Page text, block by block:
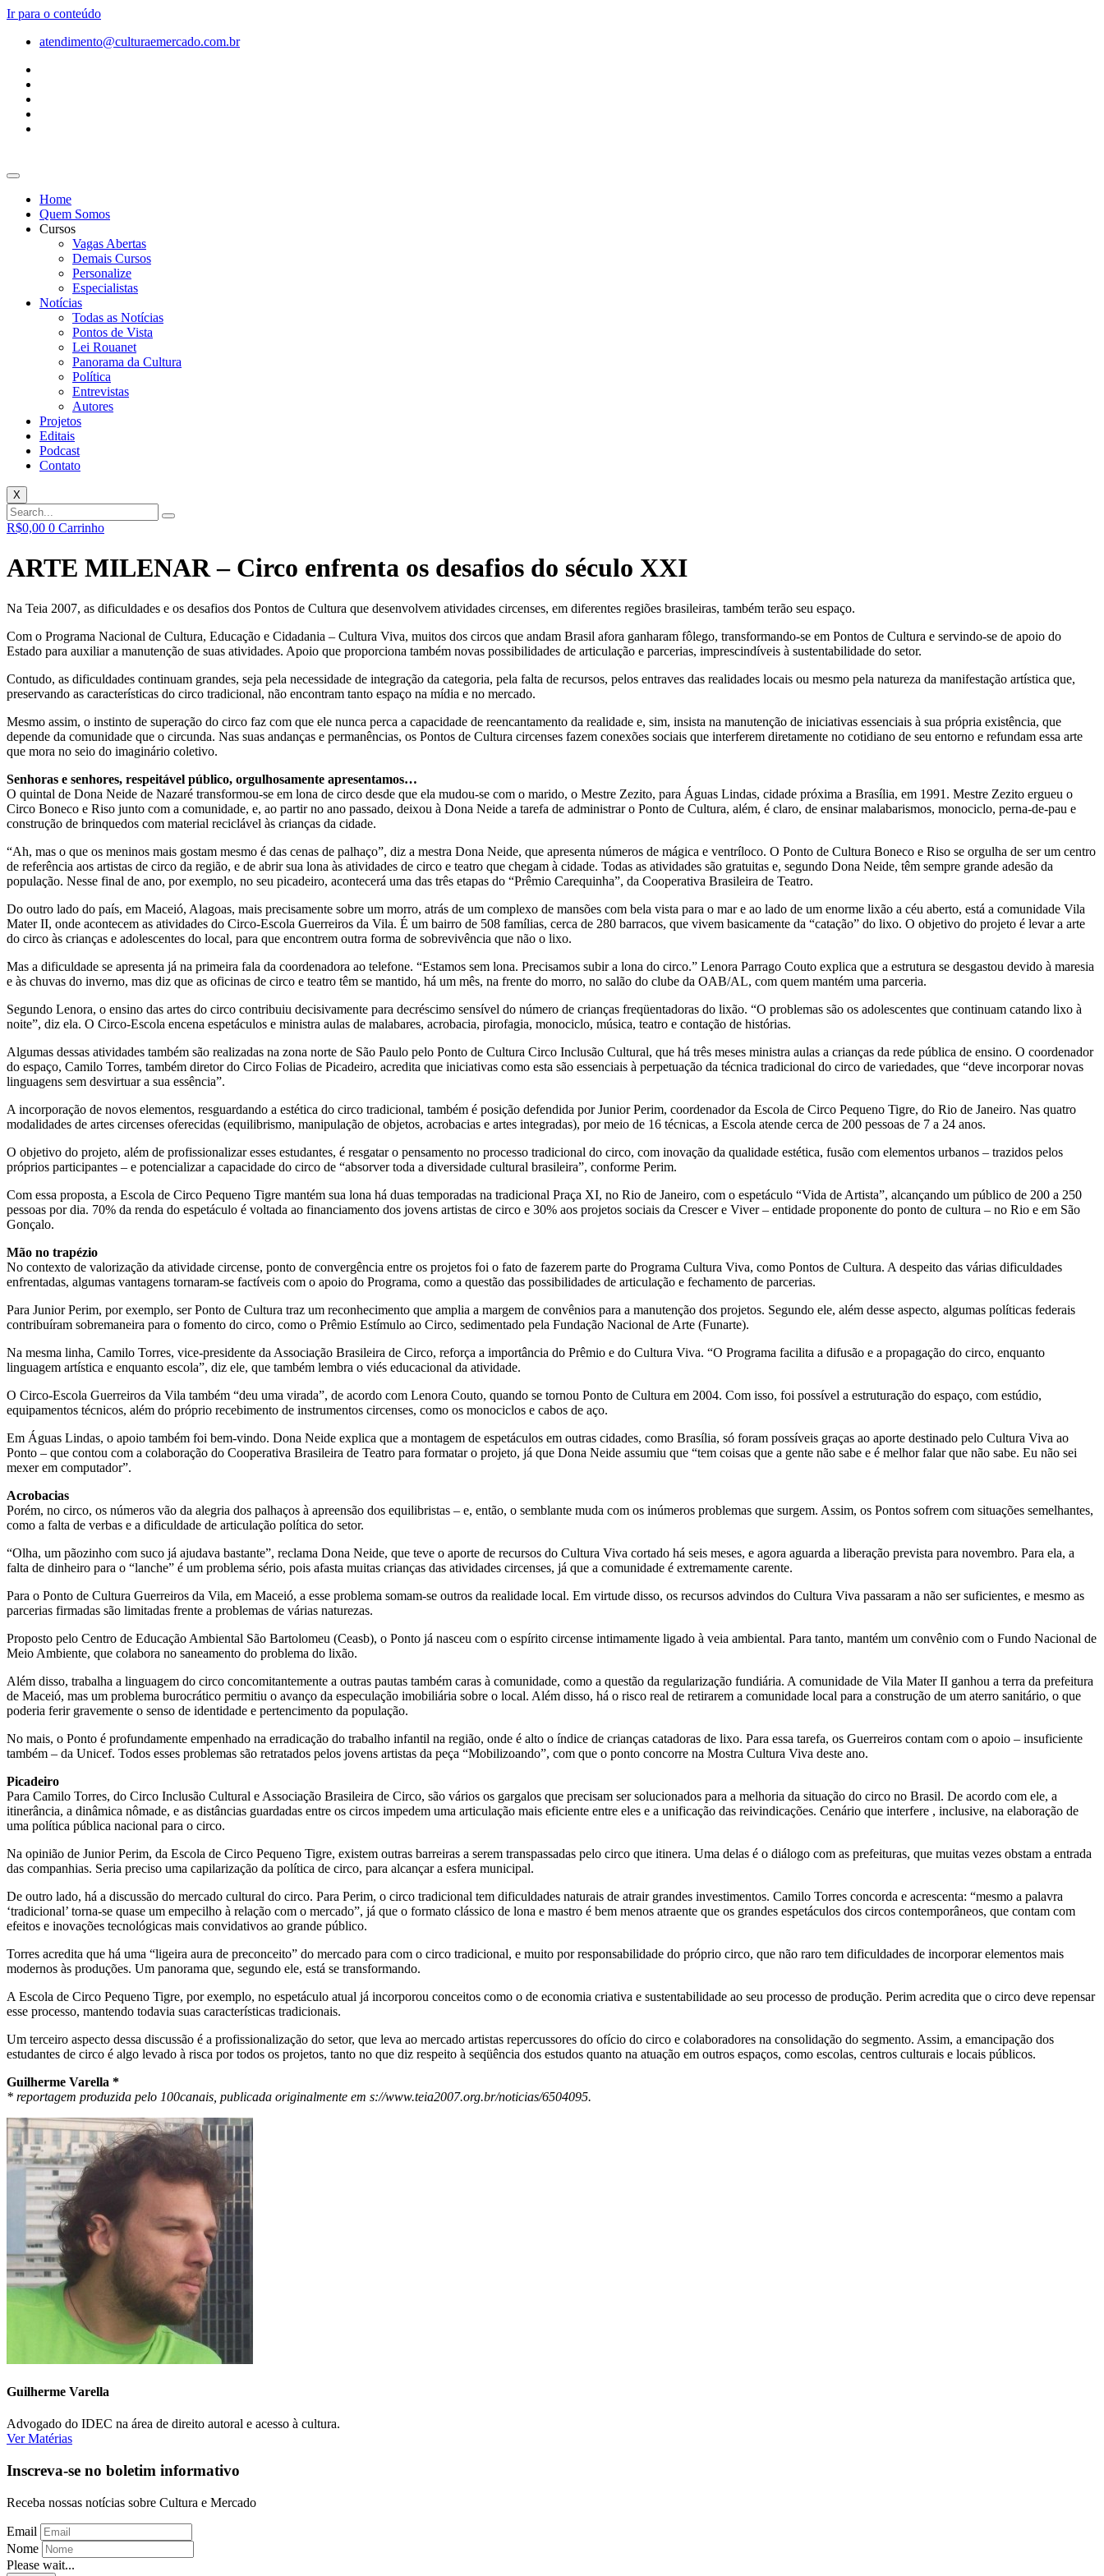
Ir para o conteúdo
atendimento@culturaemercado.com.br
Home
Quem Somos
Cursos
Vagas Abertas
Demais Cursos
Personalize
Especialistas
Notícias
Todas as Notícias
Pontos de Vista
Lei Rouanet
Panorama da Cultura
Política
Entrevistas
Autores
Projetos
Editais
Podcast
Contato
X
R$0,00 0 Carrinho
ARTE MILENAR – Circo enfrenta os desafios do século XXI
Na Teia 2007, as dificuldades e os desafios dos Pontos de Cultura que desenvolvem atividades circenses, em diferentes regiões brasileiras, também terão seu espaço.
Com o Programa Nacional de Cultura, Educação e Cidadania – Cultura Viva, muitos dos circos que andam Brasil afora ganharam fôlego, transformando-se em Pontos de Cultura e servindo-se de apoio do
Estado para auxiliar a manutenção de suas atividades. Apoio que proporciona também novas possibilidades de articulação e parcerias, imprescindíveis à sustentabilidade do setor.
Contudo, as dificuldades continuam grandes, seja pela necessidade de integração da categoria, pela falta de recursos, pelos entraves das realidades locais ou mesmo pela natureza da manifestação artística que,
preservando as características do circo tradicional, não encontram tanto espaço na mídia e no mercado.
Mesmo assim, o instinto de superação do circo faz com que ele nunca perca a capacidade de reencantamento da realidade e, sim, insista na manutenção de iniciativas essenciais à sua própria existência, que
depende da comunidade que o circunda. Nas suas andanças e permanências, os Pontos de Cultura circenses fazem conexões sociais que interferem diretamente no cotidiano de seu entorno e refundam essa arte
que mora no seio do imaginário coletivo.
Senhoras e senhores, respeitável público, orgulhosamente apresentamos…
O quintal de Dona Neide de Nazaré transformou-se em lona de circo desde que ela mudou-se com o marido, o Mestre Zezito, para Águas Lindas, cidade próxima a Brasília, em 1991. Mestre Zezito ergueu o
Circo Boneco e Riso junto com a comunidade, e, ao partir no ano passado, deixou à Dona Neide a tarefa de administrar o Ponto de Cultura, além, é claro, de ensinar malabarismos, monociclo, perna-de-pau e
construção de brinquedos com material reciclável às crianças da cidade.
“Ah, mas o que os meninos mais gostam mesmo é das cenas de palhaço”, diz a mestra Dona Neide, que apresenta números de mágica e ventríloco. O Ponto de Cultura Boneco e Riso se orgulha de ser um centro
de referência aos artistas de circo da região, e de abrir sua lona às atividades de circo e teatro que chegam à cidade. Todas as atividades são gratuitas e, segundo Dona Neide, têm sempre grande adesão da
população. Nesse final de ano, por exemplo, no seu picadeiro, acontecerá uma das três etapas do “Prêmio Carequinha”, da Cooperativa Brasileira de Teatro.
Do outro lado do país, em Maceió, Alagoas, mais precisamente sobre um morro, atrás de um complexo de mansões com bela vista para o mar e ao lado de um enorme lixão a céu aberto, está a comunidade Vila
Mater II, onde acontecem as atividades do Circo-Escola Guerreiros da Vila. É um bairro de 508 famílias, cerca de 280 barracos, que vivem basicamente da “catação” do lixo. O objetivo do projeto é levar a arte
do circo às crianças e adolescentes do local, para que encontrem outra forma de sobrevivência que não o lixo.
Mas a dificuldade se apresenta já na primeira fala da coordenadora ao telefone. “Estamos sem lona. Precisamos subir a lona do circo.” Lenora Parrago Couto explica que a estrutura se desgastou devido à maresia
e às chuvas do inverno, mas diz que as oficinas de circo e teatro têm se mantido, há um mês, na frente do morro, no salão do clube da OAB/AL, com quem mantém uma parceria.
Segundo Lenora, o ensino das artes do circo contribuiu decisivamente para decréscimo sensível do número de crianças freqüentadoras do lixão. “O problemas são os adolescentes que continuam catando lixo à
noite”, diz ela. O Circo-Escola encena espetáculos e ministra aulas de malabares, acrobacia, pirofagia, monociclo, música, teatro e contação de histórias.
Algumas dessas atividades também são realizadas na zona norte de São Paulo pelo Ponto de Cultura Circo Inclusão Cultural, que há três meses ministra aulas a crianças da rede pública de ensino. O coordenador
do espaço, Camilo Torres, também diretor do Circo Folias de Picadeiro, acredita que iniciativas como esta são essenciais à perpetuação da técnica tradicional do circo de variedades, que “deve incorporar novas
linguagens sem desvirtuar a sua essência”.
A incorporação de novos elementos, resguardando a estética do circo tradicional, também é posição defendida por Junior Perim, coordenador da Escola de Circo Pequeno Tigre, do Rio de Janeiro. Nas quatro
modalidades de artes circenses oferecidas (equilibrismo, manipulação de objetos, acrobacias e artes integradas), por meio de 16 técnicas, a Escola atende cerca de 200 pessoas de 7 a 24 anos.
O objetivo do projeto, além de profissionalizar esses estudantes, é resgatar o pensamento no processo tradicional do circo, com inovação da qualidade estética, fusão com elementos urbanos – trazidos pelos
próprios participantes – e potencializar a capacidade do circo de “absorver toda a diversidade cultural brasileira”, conforme Perim.
Com essa proposta, a Escola de Circo Pequeno Tigre mantém sua lona há duas temporadas na tradicional Praça XI, no Rio de Janeiro, com o espetáculo “Vida de Artista”, alcançando um público de 200 a 250
pessoas por dia. 70% da renda do espetáculo é voltada ao financiamento dos jovens artistas de circo e 30% aos projetos sociais da Crescer e Viver – entidade proponente do ponto de cultura – no Rio e em São
Gonçalo.
Mão no trapézio
No contexto de valorização da atividade circense, ponto de convergência entre os projetos foi o fato de fazerem parte do Programa Cultura Viva, como Pontos de Cultura. A despeito das várias dificuldades
enfrentadas, algumas vantagens tornaram-se factíveis com o apoio do Programa, como a questão das possibilidades de articulação e fechamento de parcerias.
Para Junior Perim, por exemplo, ser Ponto de Cultura traz um reconhecimento que amplia a margem de convênios para a manutenção dos projetos. Segundo ele, além desse aspecto, algumas políticas federais
contribuíram sobremaneira para o fomento do circo, como o Prêmio Estímulo ao Circo, sedimentado pela Fundação Nacional de Arte (Funarte).
Na mesma linha, Camilo Torres, vice-presidente da Associação Brasileira de Circo, reforça a importância do Prêmio e do Cultura Viva. “O Programa facilita a difusão e a propagação do circo, enquanto
linguagem artística e enquanto escola”, diz ele, que também lembra o viés educacional da atividade.
O Circo-Escola Guerreiros da Vila também “deu uma virada”, de acordo com Lenora Couto, quando se tornou Ponto de Cultura em 2004. Com isso, foi possível a estruturação do espaço, com estúdio,
equipamentos técnicos, além do próprio recebimento de instrumentos circenses, como os monociclos e cabos de aço.
Em Águas Lindas, o apoio também foi bem-vindo. Dona Neide explica que a montagem de espetáculos em outras cidades, como Brasília, só foram possíveis graças ao aporte destinado pelo Cultura Viva ao
Ponto – que contou com a colaboração do Cooperativa Brasileira de Teatro para formatar o projeto, já que Dona Neide assumiu que “tem coisas que a gente não sabe e é melhor falar que não sabe. Eu não sei
mexer em computador”.
Acrobacias
Porém, no circo, os números vão da alegria dos palhaços à apreensão dos equilibristas – e, então, o semblante muda com os inúmeros problemas que surgem. Assim, os Pontos sofrem com situações semelhantes,
como a falta de verbas e a dificuldade de articulação política do setor.
“Olha, um pãozinho com suco já ajudava bastante”, reclama Dona Neide, que teve o aporte de recursos do Cultura Viva cortado há seis meses, e agora aguarda a liberação prevista para novembro. Para ela, a
falta de dinheiro para o “lanche” é um problema sério, pois afasta muitas crianças das atividades circenses, já que a comunidade é extremamente carente.
Para o Ponto de Cultura Guerreiros da Vila, em Maceió, a esse problema somam-se outros da realidade local. Em virtude disso, os recursos advindos do Cultura Viva passaram a não ser suficientes, e mesmo as
parcerias firmadas são limitadas frente a problemas de várias naturezas.
Proposto pelo Centro de Educação Ambiental São Bartolomeu (Ceasb), o Ponto já nasceu com o espírito circense intimamente ligado à veia ambiental. Para tanto, mantém um convênio com o Fundo Nacional de
Meio Ambiente, que colabora no saneamento do problema do lixão.
Além disso, trabalha a linguagem do circo concomitantemente a outras pautas também caras à comunidade, como a questão da regularização fundiária. A comunidade de Vila Mater II ganhou a terra da prefeitura
de Maceió, mas um problema burocrático permitiu o avanço da especulação imobiliária sobre o local. Além disso, há o risco real de retirarem a comunidade local para a construção de um aterro sanitário, o que
poderia ferir gravemente o senso de identidade e pertencimento da população.
No mais, o Ponto é profundamente empenhado na erradicação do trabalho infantil na região, onde é alto o índice de crianças catadoras de lixo. Para essa tarefa, os Guerreiros contam com o apoio – insuficiente
também – da Unicef. Todos esses problemas são retratados pelos jovens artistas da peça “Mobilizoando”, com que o ponto concorre na Mostra Cultura Viva deste ano.
Picadeiro
Para Camilo Torres, do Circo Inclusão Cultural e Associação Brasileira de Circo, são vários os gargalos que precisam ser solucionados para a melhoria da situação do circo no Brasil. De acordo com ele, a
itinerância, a dinâmica nômade, e as distâncias guardadas entre os circos impedem uma articulação mais eficiente entre eles e a unificação das reivindicações. Cenário que interfere , inclusive, na elaboração de
uma política pública nacional para o circo.
Na opinião de Junior Perim, da Escola de Circo Pequeno Tigre, existem outras barreiras a serem transpassadas pelo circo que itinera. Uma delas é o diálogo com as prefeituras, que muitas vezes obstam a entrada
das companhias. Seria preciso uma capilarização da política de circo, para alcançar a esfera municipal.
De outro lado, há a discussão do mercado cultural do circo. Para Perim, o circo tradicional tem dificuldades naturais de atrair grandes investimentos. Camilo Torres concorda e acrescenta: “mesmo a palavra
‘tradicional’ torna-se quase um empecilho à relação com o mercado”, já que o formato clássico de lona e mastro é bem menos atraente que os grandes espetáculos dos circos contemporâneos, que contam com
efeitos e inovações tecnológicas mais convidativos ao grande público.
Torres acredita que há uma “ligeira aura de preconceito” do mercado para com o circo tradicional, e muito por responsabilidade do próprio circo, que não raro tem dificuldades de incorporar elementos mais
modernos às produções. Um panorama que, segundo ele, está se transformando.
A Escola de Circo Pequeno Tigre, por exemplo, no espetáculo atual já incorporou conceitos como o de economia criativa e sustentabilidade ao seu processo de produção. Perim acredita que o circo deve repensar
esse processo, mantendo todavia suas características tradicionais.
Um terceiro aspecto dessa discussão é a profissionalização do setor, que leva ao mercado artistas repercussores do ofício do circo e colaboradores na consolidação do segmento. Assim, a emancipação dos
estudantes de circo é algo levado à risca por todos os projetos, tanto no que diz respeito à seqüência dos estudos quanto na atuação em outros espaços, como escolas, centros culturais e locais públicos.
Guilherme Varella *
* reportagem produzida pelo 100canais, publicada originalmente em s://www.teia2007.org.br/noticias/6504095.
Guilherme Varella
Advogado do IDEC na área de direito autoral e acesso à cultura.
Ver Matérias
Inscreva-se no boletim informativo
Receba nossas notícias sobre Cultura e Mercado
Email
Nome
Please wait...